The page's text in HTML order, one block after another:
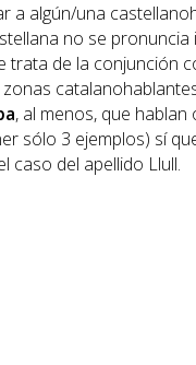
a algún/una
no se pronuncia
trata de la conjunción
, al menos, que
sólo 3 ejemplos) sí
caso del apellido Llull.